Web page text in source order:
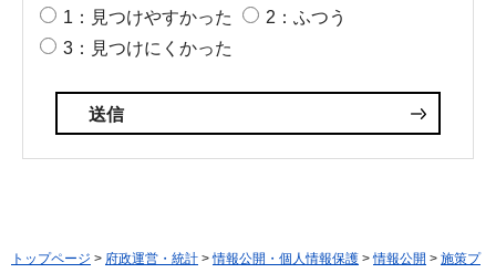
1：見つけやすかった
2：ふつう
3：見つけにくかった
トップページ > 府政運営・統計 >情報公開・個人情報保護 >情報公開 > 施策プ